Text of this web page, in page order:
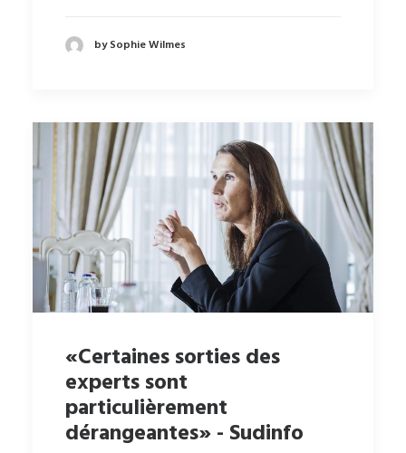
by Sophie Wilmes
«Certaines sorties des
experts sont
particulièrement
dérangeantes» - Sudinfo